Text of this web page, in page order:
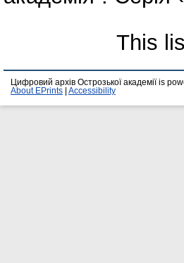
This
Цифровий архів Острозької академії is
About EPrints
Accessibility